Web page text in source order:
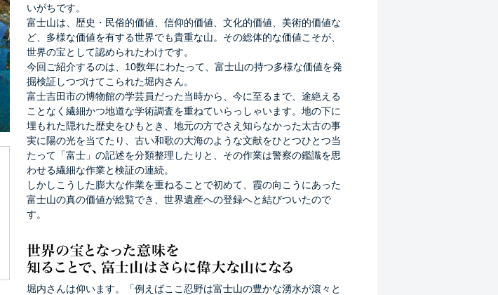
いがちです。
富士山は、歴史・民俗的価値、信仰的価値、文化的価値、美術的価値な
ど、多様な価値を有する世界でも貴重な山。その総体的な価値こそが、
世界の宝として認められたわけです。
今回ご紹介するのは、10数年にわたって、富士山の持つ多様な価値を発
掘検証しつづけてこられた堀内さん。
富士吉田市の博物館の学芸員だった当時から、今に至るまで、途絶える
ことなく繊細かつ地道な学術調査を重ねていらっしゃいます。地の下に
埋もれた隠れた歴史をひもとき、地元の方でさえ知らなかった太古の事
実に陽の光を当てたり、古い和歌の大海のような文献をひとつひとつ当
たって「富士」の記述を分類整理したりと、その作業は警察の鑑識を思
わせる繊細な作業と検証の連続。
しかしこうした膨大な作業を重ねることで初めて、霞の向こうにあった
富士山の真の価値が総覧でき、世界遺産への登録へと結びついたので
す。
堀内さんは仰います。「例えばここ忍野は富士山の豊かな湧水が滾々と